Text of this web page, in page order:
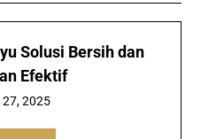
Solusi Bersih dan
Efektif
2025